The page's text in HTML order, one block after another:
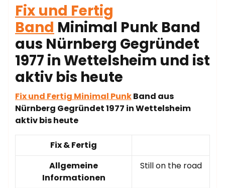
Fix und Fertig
Band Minimal Punk Band
aus Nürnberg Gegründet
1977 in Wettelsheim und ist
aktiv bis heute
Fix und Fertig Minimal PunkBand aus
Nürnberg Gegründet 1977 in Wettelsheim
aktiv bis heute
Fix & Fertig
Allgemeine
Informationen
Still on the road